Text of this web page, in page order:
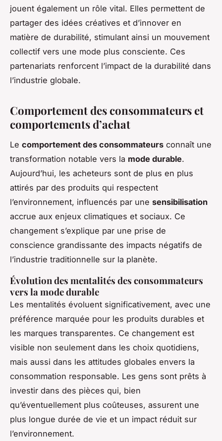
jouent également un rôle vital. Elles permettent de
partager des idées créatives et d’innover en
matière de durabilité, stimulant ainsi un mouvement
collectif vers une mode plus consciente. Ces
partenariats renforcent l’impact de la durabilité dans
l’industrie globale.
Comportement des consommateurs et
comportements d’achat
Le comportement des consommateurs connaît une
transformation notable vers la mode durable.
Aujourd’hui, les acheteurs sont de plus en plus
attirés par des produits qui respectent
l’environnement, influencés par une sensibilisation
accrue aux enjeux climatiques et sociaux. Ce
changement s’explique par une prise de
conscience grandissante des impacts négatifs de
l’industrie traditionnelle sur la planète.
Évolution des mentalités des consommateurs
vers la mode durable
Les mentalités évoluent significativement, avec une
préférence marquée pour les produits durables et
les marques transparentes. Ce changement est
visible non seulement dans les choix quotidiens,
mais aussi dans les attitudes globales envers la
consommation responsable. Les gens sont prêts à
investir dans des pièces qui, bien
qu’éventuellement plus coûteuses, assurent une
plus longue durée de vie et un impact réduit sur
l’environnement.